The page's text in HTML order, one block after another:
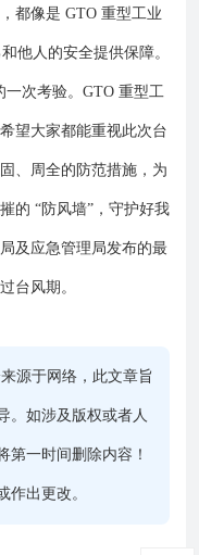
都像是 GTO 重型工业
他人的安全提供保障。
一次考验。GTO 重型工
望大家都能重视此次台
、周全的防范措施，为
的 “防风墙”，守护好我
及应急管理局发布的最
台风期。
源于网络，此文章旨
。如涉及版权或者人
第一时间删除内容！
作出更改。